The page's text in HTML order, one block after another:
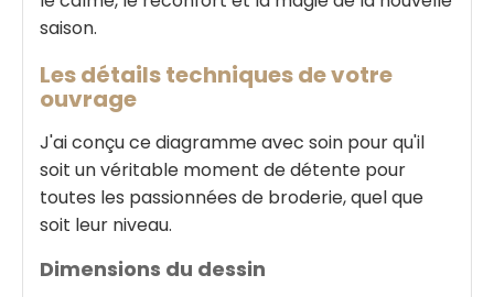
saison.
Les détails techniques de votre
ouvrage
J'ai conçu ce diagramme avec soin pour qu'il
soit un véritable moment de détente pour
toutes les passionnées de broderie, quel que
soit leur niveau.
Dimensions du dessin